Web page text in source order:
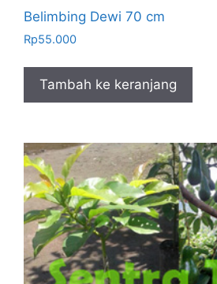
Belimbing Dewi 70 cm
Rp55.000
Tambah ke keranjang